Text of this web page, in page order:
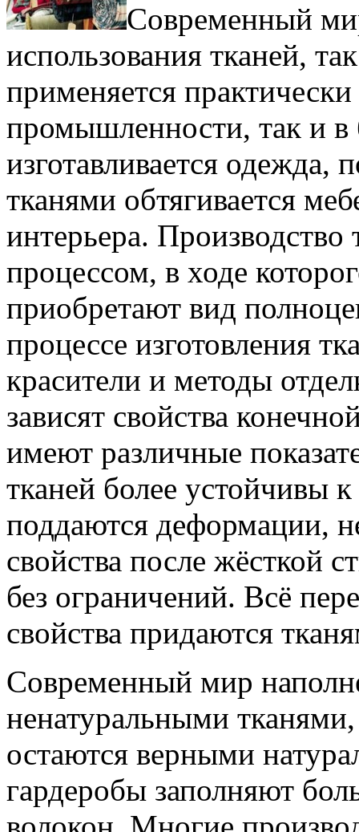
Современный
использования тканей,
применяется
промышленности, так и в
изготавливается одежда,
тканями обтягивается
интерьера.
процессом, в ходе
приобретают вид
процессе изготовления
красители и методы
зависят свойства
имеют различные
тканей более устойчивы
поддаются деформации,
свойства после жёсткой
без ограничений. Всё
свойства придаются
Современный мир
ненатуральными
остаются верными
гардеробы заполняют